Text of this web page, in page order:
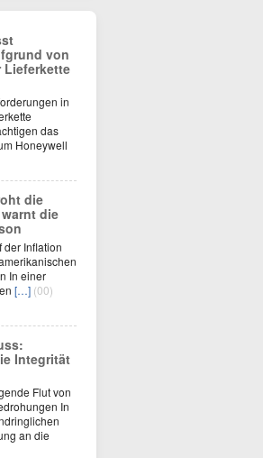
von
Lieferkette
in
das
Honeywell
die
die
der Inflation
In einer
[…] (00)
Integrität
Flut von
In
an die